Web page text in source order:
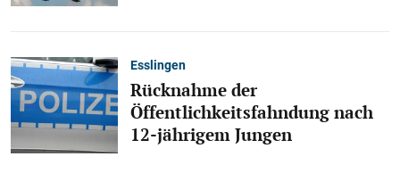
Esslingen
Rücknahme der
Öffentlichkeitsfahndung nach
12-jährigem Jungen